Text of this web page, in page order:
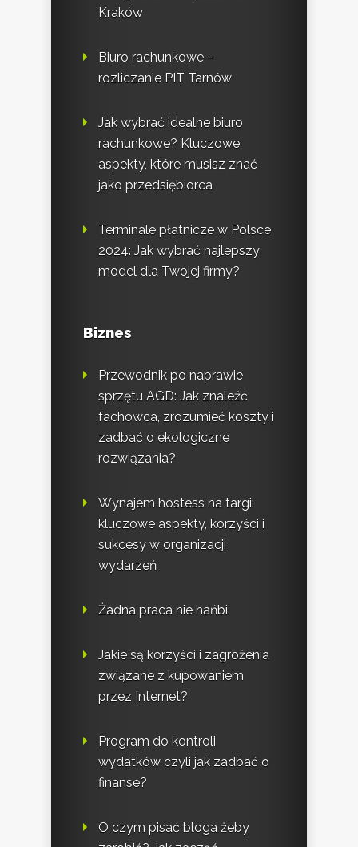
Kraków
Biuro rachunkowe –
rozliczanie PIT Tarnów
Jak wybrać idealne biuro
rachunkowe? Kluczowe
aspekty, które musisz znać
jako przedsiębiorca
Terminale płatnicze w Polsce
2024: Jak wybrać najlepszy
model dla Twojej firmy?
Biznes
Przewodnik po naprawie
sprzętu AGD: Jak znaleźć
fachowca, zrozumieć koszty i
zadbać o ekologiczne
rozwiązania?
Wynajem hostess na targi:
kluczowe aspekty, korzyści i
sukcesy w organizacji
wydarzeń
Żadna praca nie hańbi
Jakie są korzyści i zagrożenia
związane z kupowaniem
przez Internet?
Program do kontroli
wydatków czyli jak zadbać o
finanse?
O czym pisać bloga żeby